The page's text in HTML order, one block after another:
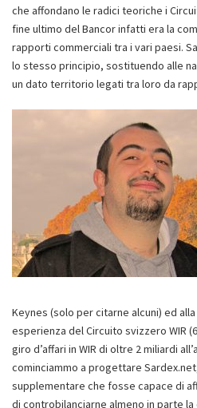
che affondano le radici teoriche i
fine ultimo del Bancor infatti era la
rapporti commerciali tra i vari paesi.
lo stesso principio, sostituendo alle
un dato territorio legati tra loro da
Keynes (solo per citarne alcuni) ed
esperienza del Circuito svizzero WIR
giro d’affari in WIR di oltre 2 miliardi
cominciammo a progettare
supplementare che fosse capace di
di controbilanciarne almeno in parte la